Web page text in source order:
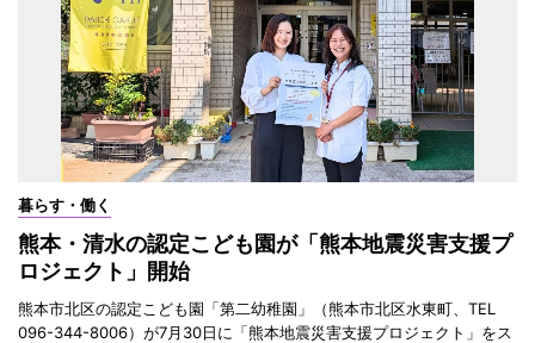
暮らす・働く
熊本・清水の認定こども園が「熊本地震災害支援プ
ロジェクト」開始
熊本市北区の認定こども園「第二幼稚園」（熊本市北区水東町、TEL
096-344-8006）が7月30日に「熊本地震災害支援プロジェクト」をス